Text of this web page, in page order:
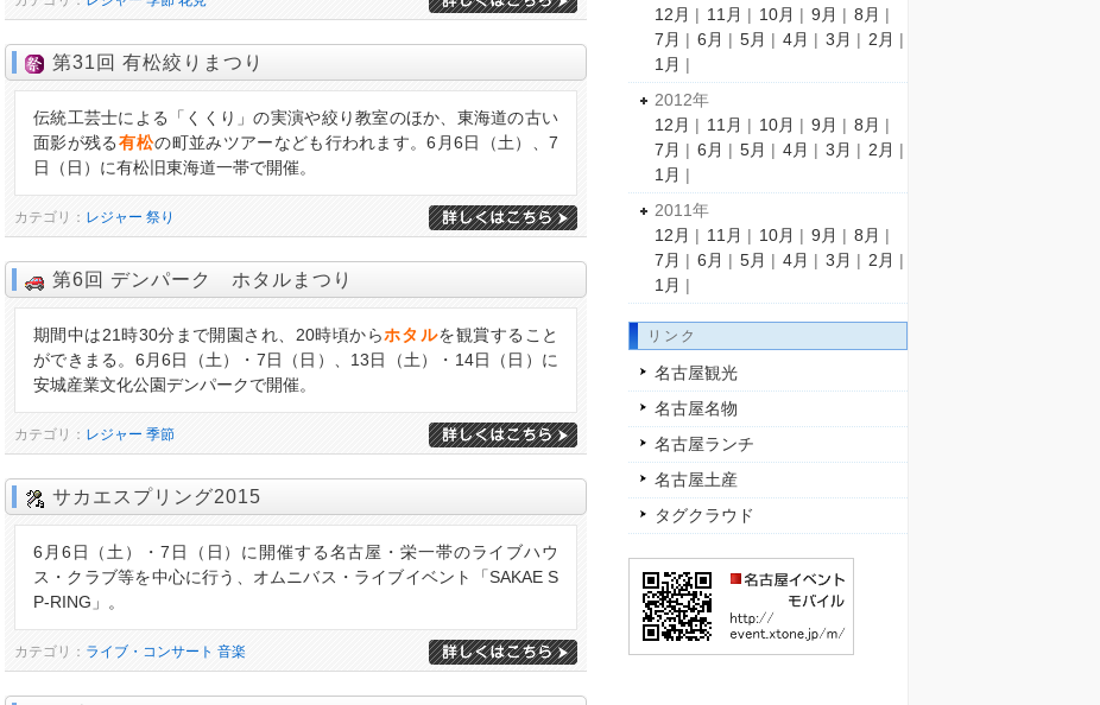
第31回 有松絞りまつり
伝統工芸士による「くくり」の実演や絞り教室のほか、東海道の古い
面影が残る有松の町並みツアーなども行われます。6月6日（土）、7
日（日）に有松旧東海道一帯で開催。
カテゴリ： レジャー 祭り
第6回 デンパーク ホタルまつり
期間中は21時30分まで開園され、20時頃からホタルを観賞すること
ができまる。6月6日（土）・7日（日）、13日（土）・14日（日）に
安城産業文化公園デンパークで開催。
カテゴリ： レジャー 季節
サカエスプリング2015
6月6日（土）・7日（日）に開催する名古屋・栄一帯のライブハウ
ス・クラブ等を中心に行う、オムニバス・ライブイベント「SAKAE S
P-RING」。
カテゴリ： ライブ・コンサート 音楽
12月 | 11月 | 10月 | 9月 | 8月 |
7月 | 6月 | 5月 | 4月 | 3月 | 2月 |
1月 |
2012年
12月 | 11月 | 10月 | 9月 | 8月 |
7月 | 6月 | 5月 | 4月 | 3月 | 2月 |
1月 |
2011年
12月 | 11月 | 10月 | 9月 | 8月 |
7月 | 6月 | 5月 | 4月 | 3月 | 2月 |
1月 |
リンク
名古屋観光
名古屋名物
名古屋ランチ
名古屋土産
タグクラウド